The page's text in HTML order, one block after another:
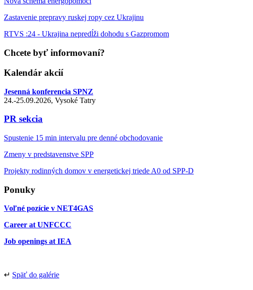
Zastavenie prepravy ruskej ropy cez Ukrajinu
RTVS :24 - Ukrajina nepredĺži dohodu s Gazpromom
Chcete byť informovaní?
Kalendár akcií
Jesenná konferencia SPNZ
24.-25.09.2026, Vysoké Tatry
PR sekcia
Spustenie 15 min intervalu pre denné obchodovanie
Zmeny v predstavenstve SPP
Projekty rodinných domov v energetickej triede A0 od SPP-D
Ponuky
Voľné pozície v NET4GAS
Career at UNFCCC
Job openings at IEA
↵ Späť do galérie